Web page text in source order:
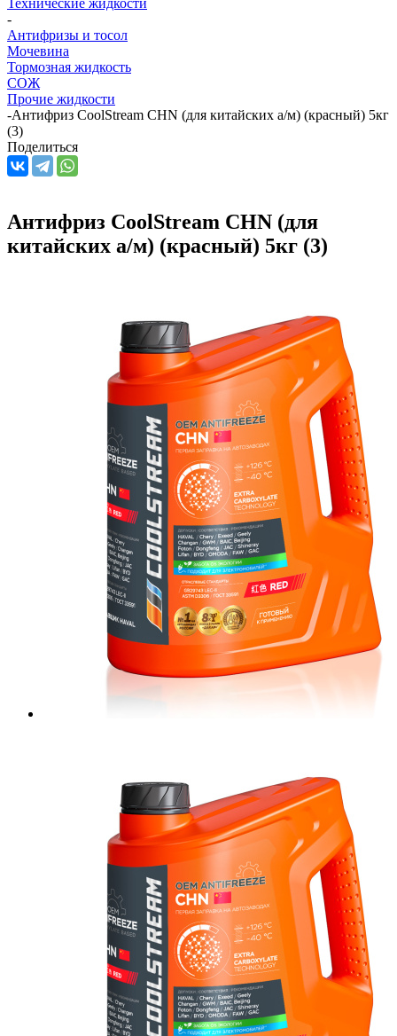
-
Антифризы и тосол
Мочевина
Тормозная жидкость
СОЖ
Прочие жидкости
-Антифриз CoolStream CHN (для китайских а/м) (красный) 5кг
(3)
Поделиться
Антифриз CoolStream CHN (для
китайских а/м) (красный) 5кг (3)